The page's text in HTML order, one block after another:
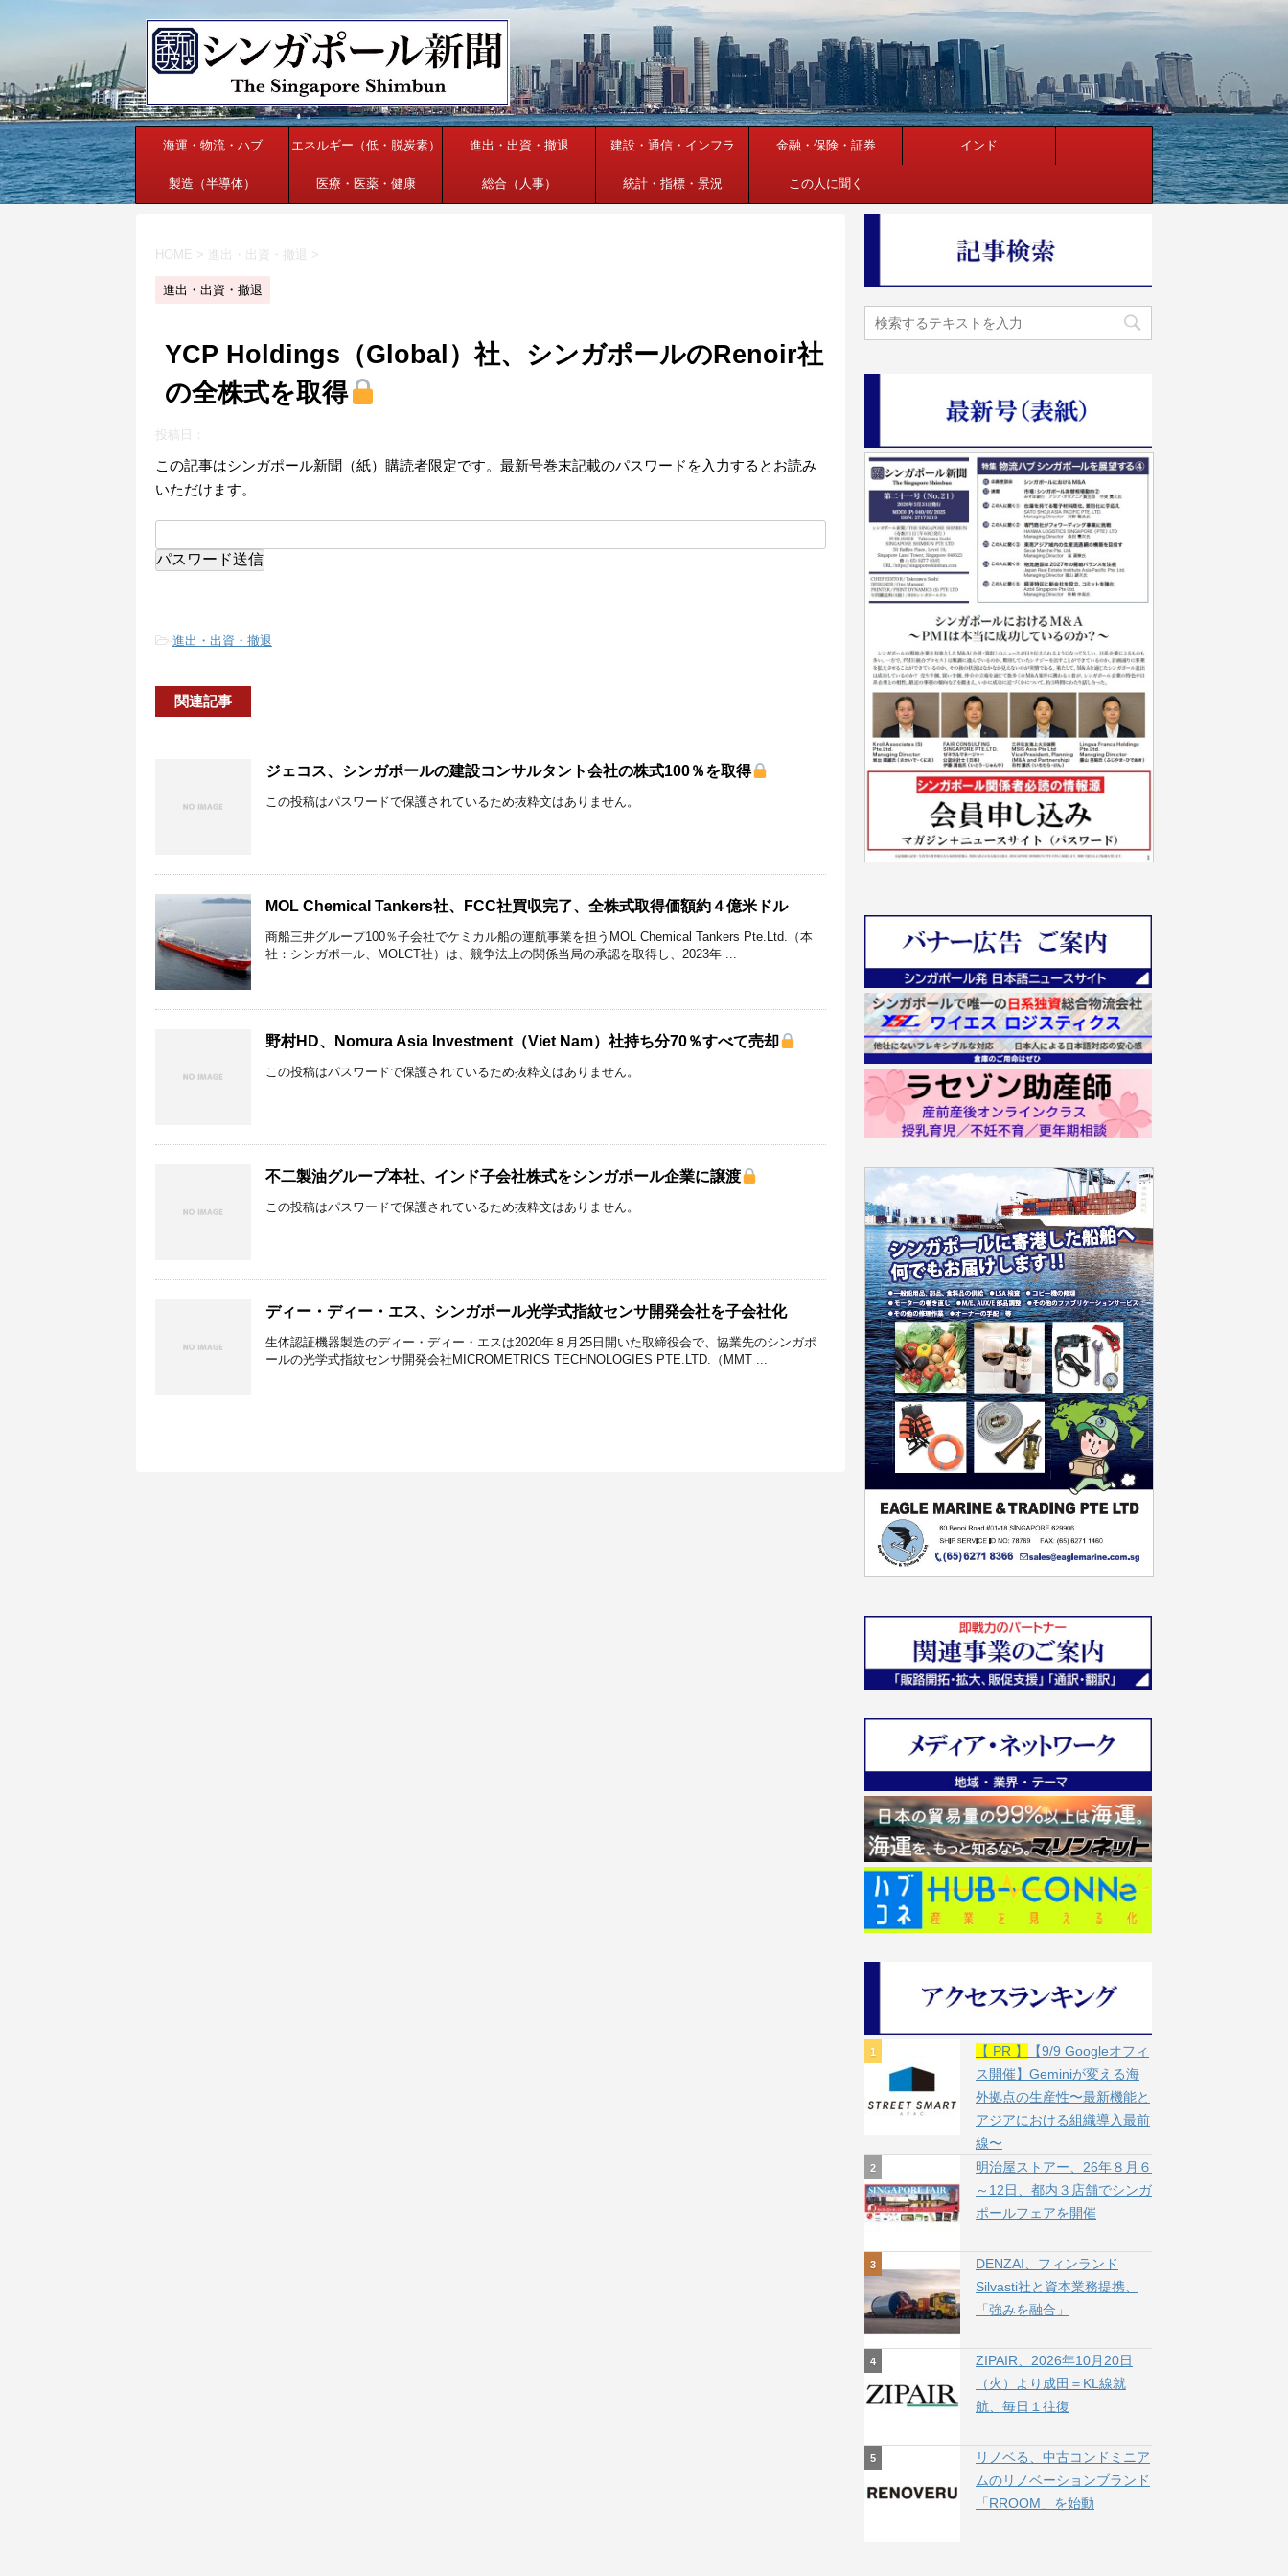
海運・物流・ハブ エネルギー（低・脱炭素） 進出・出資・撤退 建設・通信・インフラ 金融・保険・証券 インド
製造（半導体） 医療・医薬・健康 総合（人事） 統計・指標・景況 この人に聞く
HOME > 進出・出資・撤退 >
進出・出資・撤退
YCP Holdings（Global）社、シンガポールのRenoir社
の全株式を取得
投稿日：
この記事はシンガポール新聞（紙）購読者限定です。最新号巻末記載のパスワードを入力するとお読み
いただけます。
-進出・出資・撤退
関連記事
ジェコス、シンガポールの建設コンサルタント会社の株式100％を取得
この投稿はパスワードで保護されているため抜粋文はありません。
MOL Chemical Tankers社、FCC社買収完了、全株式取得価額約４億米ドル
商船三井グループ100％子会社でケミカル船の運航事業を担うMOL Chemical Tankers Pte.Ltd.（本
社：シンガポール、MOLCT社）は、競争法上の関係当局の承認を取得し、2023年 ...
野村HD、Nomura Asia Investment（Viet Nam）社持ち分70％すべて売却
この投稿はパスワードで保護されているため抜粋文はありません。
不二製油グループ本社、インド子会社株式をシンガポール企業に譲渡
この投稿はパスワードで保護されているため抜粋文はありません。
ディー・ディー・エス、シンガポール光学式指紋センサ開発会社を子会社化
生体認証機器製造のディー・ディー・エスは2020年８月25日開いた取締役会で、協業先のシンガポ
ールの光学式指紋センサ開発会社MICROMETRICS TECHNOLOGIES PTE.LTD.（MMT ...
【 PR 】
【9/9 Googleオフィ
ス開催】Geminiが変える海
外拠点の生産性〜最新機能と
アジアにおける組織導入最前
線〜
明治屋ストアー、26年８月６
～12日、都内３店舗でシンガ
ポールフェアを開催
DENZAI、フィンランド
Silvasti社と資本業務提携、
「強みを融合」
ZIPAIR、2026年10月20日
（火）より成田＝KL線就
航、毎日１往復
リノベる、中古コンドミニア
ムのリノベーションブランド
「RROOM」を始動